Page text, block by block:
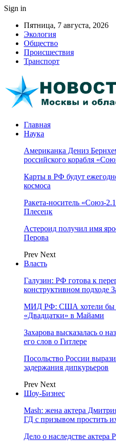
Sign in
Пятница, 7 августа, 2026
Экология
Общество
Происшествия
Транспорт
Главная
Наука
Американка Дениз
российского корабля
Карты в РФ будут
космоса
Ракета-носитель «Союз-
Плесецк
Астероид получил имя
Перова
Prev Next
Власть
Галузин: РФ готова к
конструктивном подходе
МИД РФ: США хотели бы
«Двадцатки» в Майами
Захарова высказалась о
его слов о Гитлере
Посольство России
задержания дипкурьеров
Prev Next
Шоу-Бизнес
Mash: жена актера
ГД с призывом простить
Дело о наследстве